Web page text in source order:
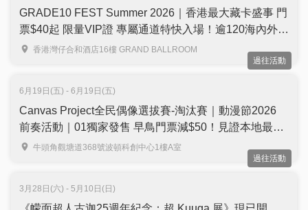
GRADE10 FEST Summer 2026｜香港最大藏卡盛事 門
票$40起 限量VIP證 專屬通道特快入場！逾120海內外參
展商、Pokémon 30 週年特展、麥迪森瘋狂藏卡拍賣會
香港灣仔合和酒店16樓 GRAND BALLROOM
過往活動
6月19日(五) - 6月19日(五)
Canvas Project全民偶像選拔賽-淘汰賽｜動漫節2026
前奏活動｜01獨家發售 早鳥門票減$50！見證本地最強
偶像誕生＋多隊本地人氣現役偶像現場表演
牛頭角觀塘道368號波頓科創中心1樓A室
過往活動
3月28日(六) - 5月10日(日)